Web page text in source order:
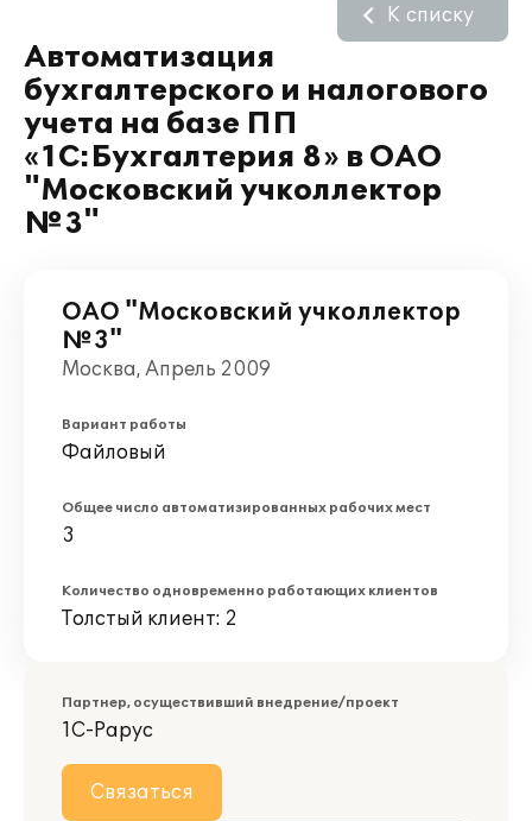
Автоматизация
бухгалтерского и налогового
учета на базе ПП
«1С:Бухгалтерия 8» в ОАО
"Московский учколлектор
№3"
К списку
ОАО "Московский учколлектор
№3"
Москва, Апрель 2009
Вариант работы
Файловый
Общее число автоматизированных рабочих мест
3
Количество одновременно работающих клиентов
Толстый клиент: 2
Партнер, осуществивший внедрение/проект
1С-Рарус
Связаться